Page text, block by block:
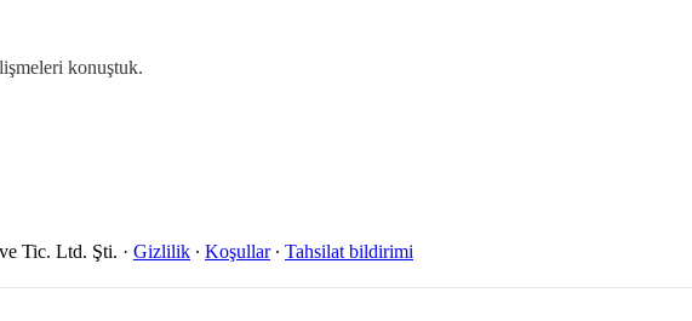
konuştuk.
Tic. Ltd. Şti. · Gizlilik ∙ Koşullar∙ Tahsilat bildirimi